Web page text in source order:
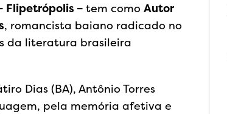
Flipetrópolis – tem como Autor
, romancista baiano radicado no
da literatura brasileira
Dias (BA), Antônio Torres
pela memória afetiva e